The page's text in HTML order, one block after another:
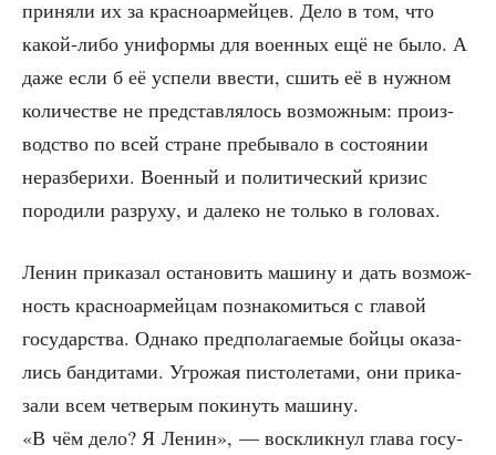
при­ня­ли их за крас­но­ар­мей­цев. Дело в том, что
какой-либо уни­фор­мы для воен­ных ещё не было. А
даже если б её успе­ли вве­сти, сшить её в нуж­ном
коли­че­стве не пред­став­ля­лось воз­мож­ным: про­из­
вод­ство по всей стране пре­бы­ва­ло в состо­я­нии
нераз­бе­ри­хи. Воен­ный и поли­ти­че­ский кри­зис
поро­ди­ли раз­ру­ху, и дале­ко не толь­ко в головах.
Ленин при­ка­зал оста­но­вить маши­ну и дать воз­мож­
ность крас­но­ар­мей­цам позна­ко­мить­ся с гла­вой
госу­дар­ства. Одна­ко пред­по­ла­га­е­мые бой­цы ока­за­
лись бан­ди­та­ми. Угро­жая писто­ле­та­ми, они при­ка­
за­ли всем чет­ве­рым поки­нуть машину.
«В чём дело? Я Ленин», — вос­клик­нул гла­ва госу­